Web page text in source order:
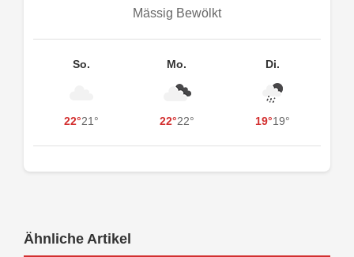
Mässig Bewölkt
So.
22°21°
Mo.
22°22°
Di.
19°19°
Ähnliche Artikel